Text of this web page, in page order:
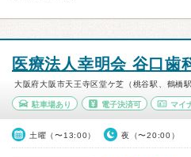
医療法人幸明会 谷口歯
大阪府大阪市天王寺区堂ケ芝（桃谷駅、鶴橋
駐車場あり 電子決済可 マイ
土曜（〜13:00） 夜（〜20:00）